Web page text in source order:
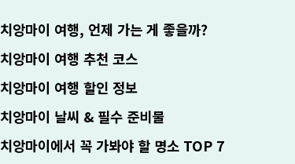
치앙마이 여행, 언제 가는 게 좋을까?
치앙마이 여행 추천 코스
치앙마이 여행 할인 정보
치앙마이 날씨 & 필수 준비물
치앙마이에서 꼭 가봐야 할 명소 TOP 7